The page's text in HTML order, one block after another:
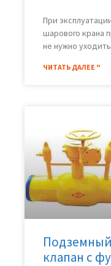
При
шарового крана
не нужно
ЧИТАТЬ ДАЛЕЕ "
клапан с